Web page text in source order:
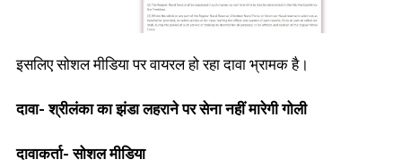
इसलिए सोशल मीडिया पर वायरल हो रहा दावा भ्रामक है।
दावा- श्रीलंका का झंडा लहराने पर सेना नहीं मारेगी गोली
दावाकर्ता- सोशल मीडिया